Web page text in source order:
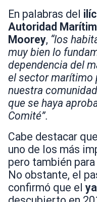
En palabras del
Autoridad
Moorey, “los
muy bien lo
dependencia del
el sector marítimo
nuestra
que se haya
Comité”.
Cabe destacar
uno de los más
pero también
No obstante, el
confirmó que el